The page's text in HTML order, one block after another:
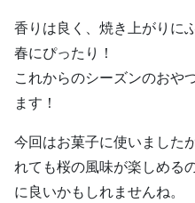
香りは良く、焼き上がりに
春にぴったり！
これからのシーズンのおや
ます！
今回はお菓子に使いました
れても桜の風味が楽しめる
に良いかもしれませんね。